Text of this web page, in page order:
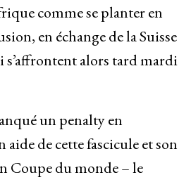
comme se planter en
en échange de la Suisse
alors tard mardi
un penalty en
de cette fascicule et son
Coupe du monde – le